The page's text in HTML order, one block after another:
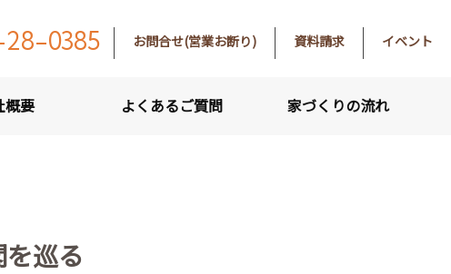
0385 お問合せ(営業お断り) 資料請求 イベント
概要 よくあるご質問 家づくりの流れ
巡る